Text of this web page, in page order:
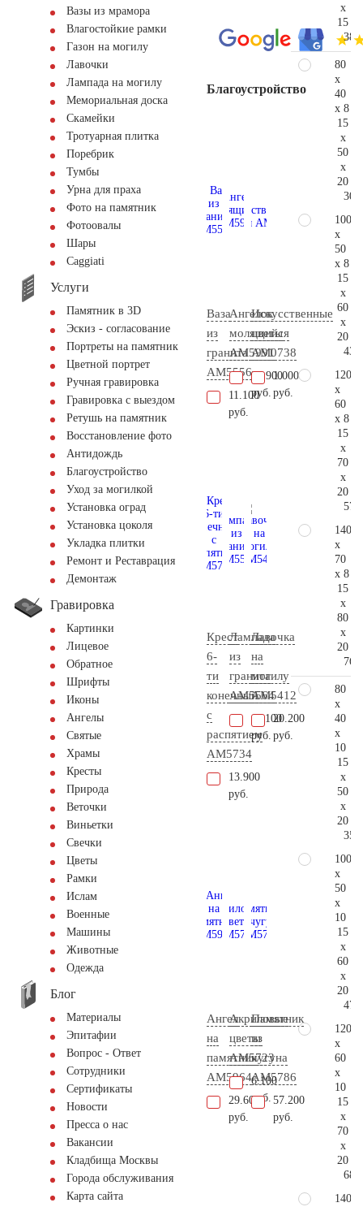
Вазы из мрамора
Влагостойкие рамки
Газон на могилу
Лавочки
Лампада на могилу
Мемориальная доска
Скамейки
Тротуарная плитка
Поребрик
Тумбы
Урна для праха
Фото на памятник
Фотоовалы
Шары
Сaggiati
Услуги
Памятник в 3D
Эскиз - согласование
Портреты на памятник
Цветной портрет
Ручная гравировка
Гравировка с выездом
Ретушь на памятник
Восстановление фото
Антидождь
Благоустройство
Уход за могилкой
Установка оград
Установка цоколя
Укладка плитки
Ремонт и Реставрация
Демонтаж
Гравировка
Картинки
Лицевое
Обратное
Шрифты
Иконы
Ангелы
Святые
Храмы
Кресты
Природа
Веточки
Виньетки
Свечки
Цветы
Рамки
Ислам
Военные
Машины
Животные
Одежда
Блог
Материалы
Эпитафии
Вопрос - Ответ
Сотрудники
Сертификаты
Новости
Пресса о нас
Вакансии
Кладбища Москвы
Города обслуживания
Карта сайта
Благоустройство
Ваза
из
гранита
AM5556
11.100
руб.
Ангелок
молящийся
AM5991
25.900
руб.
Искусственные
цветы
AM0738
1.000
руб.
Крест
6-
ти
конечный
с
распятием
AM5734
13.900
руб.
Лампада
из
гранита
AM5564
11.100
руб.
Лавочка
на
могилу
AM5412
20.200
руб.
Ангел
на
памятник
AM5964
29.600
руб.
Акриловые
цветы
AM5723
6.100
руб.
Памятник
из
чугуна
AM5786
57.200
руб.
x
15
80
x
40
x 8
15
x
50
x
20
100
x
50
x 8
15
x
60
x
20
120
x
60
x 8
15
x
70
x
20
140
x
70
x 8
15
x
80
x
20
80
x
40
x
10
15
x
50
x
20
100
x
50
x
10
15
x
60
x
20
120
x
60
x
10
15
x
70
x
20
140